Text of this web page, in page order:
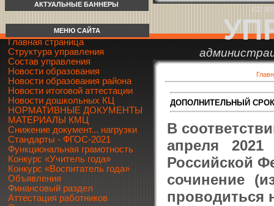
412
АКТУАЛЬНЫЕ БАННЕРЫ
ДОПОЛНИТЕЛЬНЫЙ
В
апреля
Российской
сочинение
проводиться
МЕНЮ САЙТА
Главная страница
Структура управления
Состав управления
Новости образования
Новости образования района
Новости итоговой аттестации
Новости дошкольных КЦ
НОРМАТИВНЫЕ ДОКУМЕНТЫ
МАТЕРИАЛЫ КМЦ
Снижение документ... нагрузки
Стандарты - ФГОС-2021
Функциональная грамотность
Конкурс «Учитель года»
Конкурс «Воспитатель года»
Объявления
Финансовый раздел
Аттестация работников